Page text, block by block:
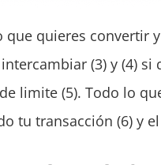
que quieres convertir
(3) y (4)
limite (5). Todo lo
tu transacción (6) y